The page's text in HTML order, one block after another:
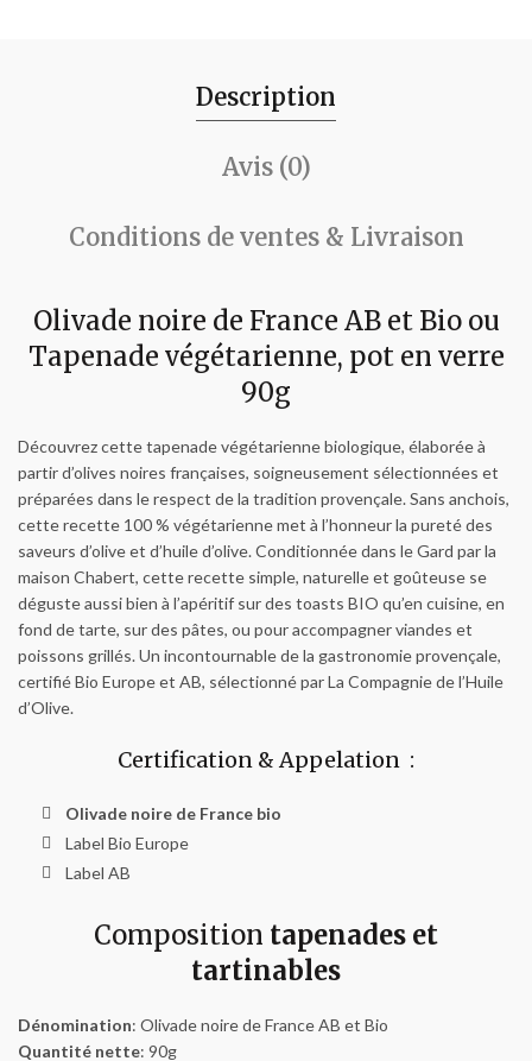
Description
Avis (0)
Conditions de ventes & Livraison
Olivade noire de France AB et Bio ou
Tapenade végétarienne, pot en verre
90g
Découvrez cette tapenade végétarienne biologique, élaborée à
partir d’olives noires françaises, soigneusement sélectionnées et
préparées dans le respect de la tradition provençale. Sans anchois,
cette recette 100 % végétarienne met à l’honneur la pureté des
saveurs d’olive et d’huile d’olive. Conditionnée dans le Gard par la
maison Chabert, cette recette simple, naturelle et goûteuse se
déguste aussi bien à l’apéritif sur des toasts BIO qu’en cuisine, en
fond de tarte, sur des pâtes, ou pour accompagner viandes et
poissons grillés. Un incontournable de la gastronomie provençale,
certifié Bio Europe et AB, sélectionné par La Compagnie de l’Huile
d’Olive.
Certification & Appelation :
Olivade noire de France bio
Label Bio Europe
Label AB
Composition tapenades et
tartinables
Dénomination: Olivade noire de France AB et Bio
Quantité nette: 90g